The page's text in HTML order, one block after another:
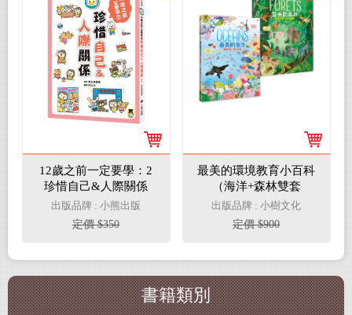
12歲之前一定要學：2
珍惜自己&人際關係
出版品牌 : 小熊出版
定價 $350
最美的環境教育小百科
（海洋+森林雙套
書）：守護地球繪本．
最佳科學素養&美感教
育獲獎童書
出版品牌 : 小樹文化
定價 $900
書籍類別